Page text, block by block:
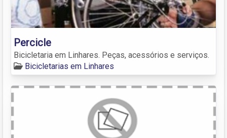
Percicle
Bicicletaria em Linhares. Peças, acessórios e serviços.
Bicicletarias em Linhares